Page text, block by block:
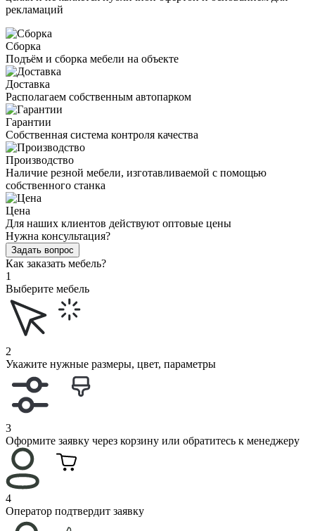
рекламаций
Сборка
Подъём и сборка мебели на объекте
Доставка
Располагаем собственным автопарком
Гарантии
Собственная система контроля качества
Производство
Наличие резной мебели, изготавливаемой с помощью
собственного станка
Цена
Для наших клиентов действуют оптовые цены
Нужна консультация?
Задать вопрос
Как заказать мебель?
1
Выберите мебель
2
Укажите нужные размеры, цвет, параметры
3
Оформите заявку через корзину или обратитесь к менеджеру
4
Оператор подтвердит заявку